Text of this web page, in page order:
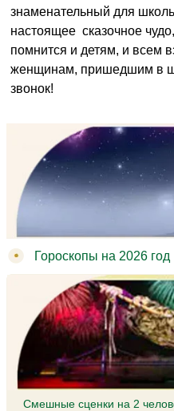
знаменательный для
настоящее сказочное
помнится и детям, и всем
женщинам, пришедшим в
звонок!
Гороскопы на 2026 год
Смешные сценки на 2